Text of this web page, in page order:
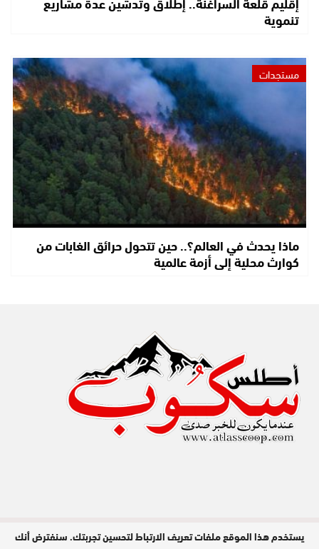
تنموية
مستجدات
ماذا يحدث في العالم؟.. حين تتحول حرائق الغابات من
كوارث محلية إلى أزمة عالمية
مدير النشر : عبد الله عزي / جميع الحقوق
يستخدم هذا الموقع ملفات تعريف الارتباط لتحسين تجربتك. سنفترض أنك